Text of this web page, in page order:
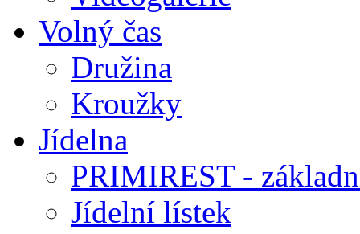
Volný čas
Družina
Kroužky
Jídelna
PRIMIREST -
Jídelní lístek